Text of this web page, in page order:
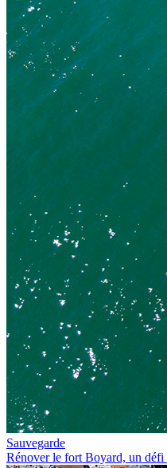
Sauvegarde
Rénover le fort Boyard, un défi